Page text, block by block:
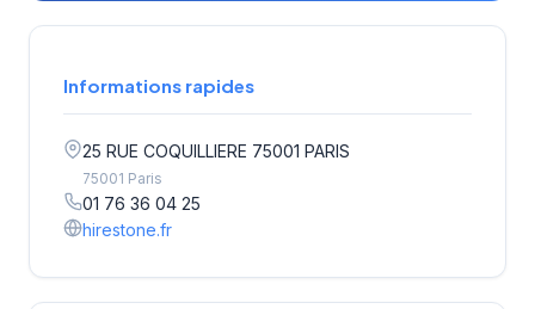
Informations rapides
25 RUE COQUILLIERE 75001 PARIS
75001 Paris
01 76 36 04 25
hirestone.fr